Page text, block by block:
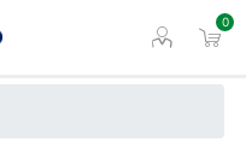
0